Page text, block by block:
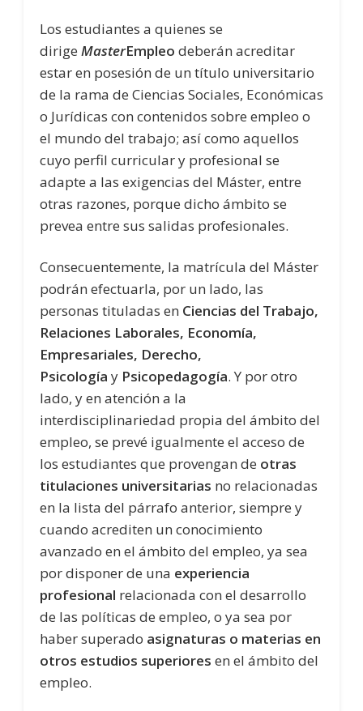
Los estudiantes a quienes se
dirige MasterEmpleo deberán acreditar
estar en posesión de un título universitario
de la rama de Ciencias Sociales, Económicas
o Jurídicas con contenidos sobre empleo o
el mundo del trabajo; así como aquellos
cuyo perfil curricular y profesional se
adapte a las exigencias del Máster, entre
otras razones, porque dicho ámbito se
prevea entre sus salidas profesionales.
Consecuentemente, la matrícula del Máster
podrán efectuarla, por un lado, las
personas tituladas en Ciencias del Trabajo,
Relaciones Laborales, Economía,
Empresariales, Derecho,
Psicología yPsicopedagogía. Y por otro
lado, y en atención a la
interdisciplinariedad propia del ámbito del
empleo, se prevé igualmente el acceso de
los estudiantes que provengan de otras
titulaciones universitarias no relacionadas
en la lista del párrafo anterior, siempre y
cuando acrediten un conocimiento
avanzado en el ámbito del empleo, ya sea
por disponer de una experiencia
profesional relacionada con el desarrollo
de las políticas de empleo, o ya sea por
haber superado asignaturas o materias en
otros estudios superiores en el ámbito del
empleo.